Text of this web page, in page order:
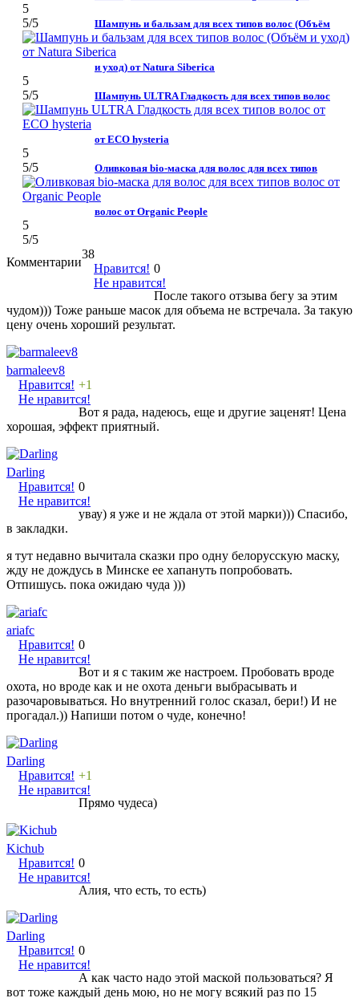
5
5/5 Шампунь и бальзам для всех типов волос (Объём
и уход) от Natura Siberica
5
5/5 Шампунь ULTRA Гладкость для всех типов волос
от ECO hysteria
5
5/5 Оливковая bio-маска для волос для всех типов
волос от Organic People
5
5/5
Комментарии
38
Нравится!
Не нравится!
0
После такого отзыва бегу за этим
чудом))) Тоже раньше масок для объема не встречала. За такую
цену очень хороший результат.
barmaleev8
Нравится!
Не нравится!
+1
Вот я рада, надеюсь, еще и другие заценят! Цена
хорошая, эффект приятный.
Darling
Нравится!
Не нравится!
0
увау) я уже и не ждала от этой марки))) Спасибо,
в закладки.
я тут недавно вычитала сказки про одну белорусскую маску,
жду не дождусь в Минске ее хапануть попробовать.
Отпишусь. пока ожидаю чуда )))
ariafc
Нравится!
Не нравится!
0
Вот и я с таким же настроем. Пробовать вроде
охота, но вроде как и не охота деньги выбрасывать и
разочаровываться. Но внутренний голос сказал, бери!) И не
прогадал.)) Напиши потом о чуде, конечно!
Darling
Нравится!
Не нравится!
+1
Прямо чудеса)
Kichub
Нравится!
Не нравится!
0
Алия, что есть, то есть)
Darling
Нравится!
Не нравится!
0
А как часто надо этой маской пользоваться? Я
вот тоже каждый день мою, но не могу всякий раз по 15